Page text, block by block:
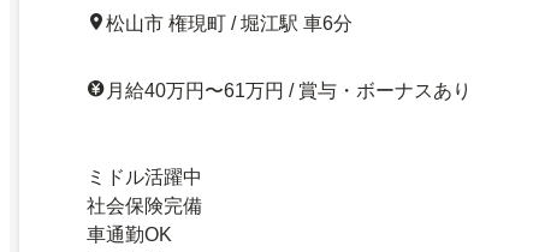
松山市 権現町 / 堀江駅 車6分
月給40万円〜61万円 / 賞与・ボーナスあり
ミドル活躍中
社会保険完備
車通勤OK